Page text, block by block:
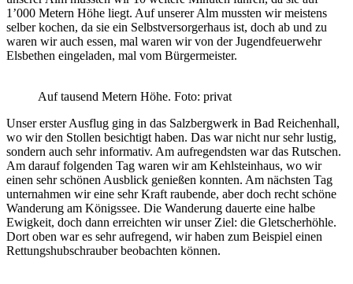
1’000 Metern Höhe liegt. Auf unserer Alm mussten wir meistens
selber kochen, da sie ein Selbstversorgerhaus ist, doch ab und zu
waren wir auch essen, mal waren wir von der Jugendfeuerwehr
Elsbethen eingeladen, mal vom Bürgermeister.
Auf tausend Metern Höhe. Foto: privat
Unser erster Ausflug ging in das Salzbergwerk in Bad Reichenhall,
wo wir den Stollen besichtigt haben. Das war nicht nur sehr lustig,
sondern auch sehr informativ. Am aufregendsten war das Rutschen.
Am darauf folgenden Tag waren wir am Kehlsteinhaus, wo wir
einen sehr schönen Ausblick genießen konnten. Am nächsten Tag
unternahmen wir eine sehr Kraft raubende, aber doch recht schöne
Wanderung am Königssee. Die Wanderung dauerte eine halbe
Ewigkeit, doch dann erreichten wir unser Ziel: die Gletscherhöhle.
Dort oben war es sehr aufregend, wir haben zum Beispiel einen
Rettungshubschrauber beobachten können.